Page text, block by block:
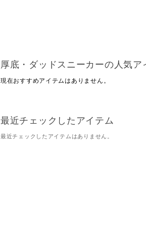
厚底・ダッドスニーカーの人気ア
現在おすすめアイテムはありません。
最近チェックしたアイテム
最近チェックしたアイテムはありません。